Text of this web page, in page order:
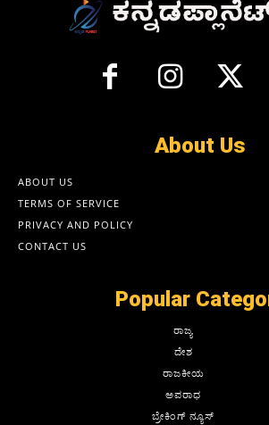
About Us
ABOUT US
TERMS OF SERVICE
PRIVACY AND POLICY
CONTACT US
Popular
ರಾಜ್ಯ
ದೇಶ
ರಾಜಕೀಯ
ಅಪರಾಧ
ಬ್ರೇಕಿಂಗ್ ನ್ಯೂಸ್